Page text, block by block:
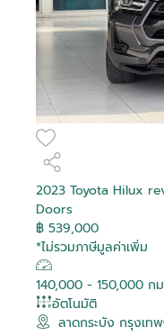
2023 Toyota Hilux
Doors
฿ 539,000
*ไม่รวมภาษีมูลค่าเพิ่ม
140,000 - 150,000 ก
อัตโนมัติ
ลาดกระบัง กรุงเท